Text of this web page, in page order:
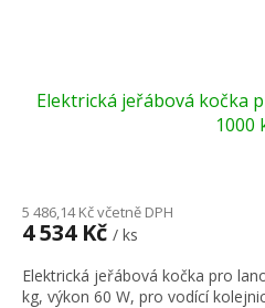
Elektrická jeřábová kočka
1000
5 486,14 Kč včetně DPH
4 534 Kč / ks
Elektrická jeřábová kočka pro
kg, výkon 60 W, pro vodící